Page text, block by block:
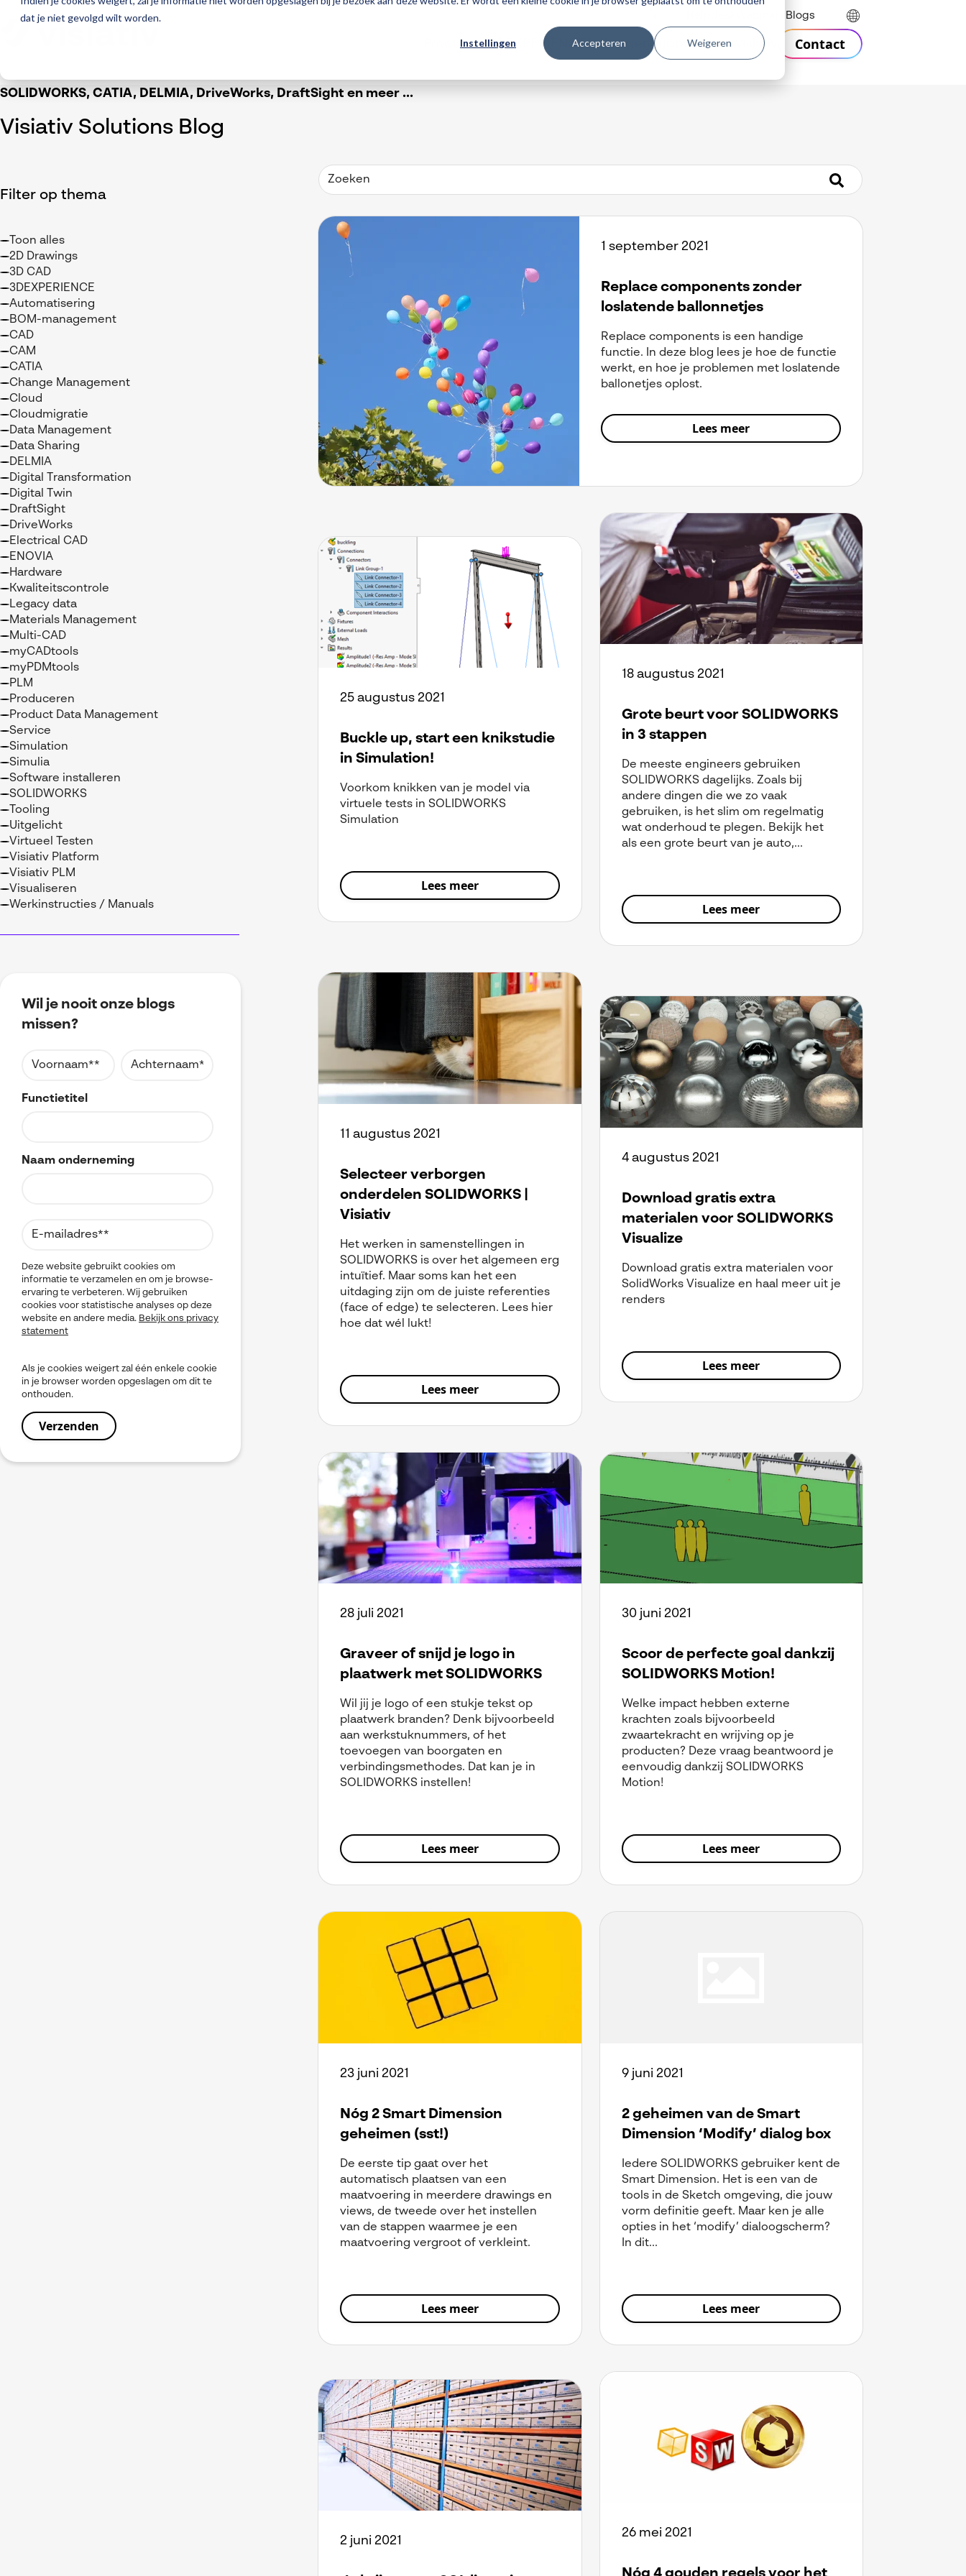
dat je niet gevolgd wilt worden.
Instellingen Accepteren Weigeren
Blogs
Producten3DEXPERIENCETrainingen SupportOver Visiativ Contact
SOLIDWORKS, CATIA, DELMIA, DriveWorks, DraftSight en meer ...
Visiativ Solutions Blog
Filter op thema
Toon alles
2D Drawings
3D CAD
3DEXPERIENCE
Automatisering
BOM-management
CAD
CAM
CATIA
Change Management
Cloud
Cloudmigratie
Data Management
Data Sharing
DELMIA
Digital Transformation
Digital Twin
DraftSight
DriveWorks
Electrical CAD
ENOVIA
Hardware
Kwaliteitscontrole
Legacy data
Materials Management
Multi-CAD
myCADtools
myPDMtools
PLM
Produceren
Product Data Management
Service
Simulation
Simulia
Software installeren
SOLIDWORKS
Tooling
Uitgelicht
Virtueel Testen
Visiativ Platform
Visiativ PLM
Visualiseren
Werkinstructies / Manuals
Wil je nooit onze blogs
missen?
Functietitel
Naam onderneming
Deze website gebruikt cookies om
informatie te verzamelen en om je browse-
ervaring te verbeteren. Wij gebruiken
cookies voor statistische analyses op deze
website en andere media. Bekijk ons privacy
statement
Als je cookies weigert zal één enkele cookie
in je browser worden opgeslagen om dit te
onthouden.
1 september 2021
Replace components zonder
loslatende ballonnetjes
Replace components is een handige
functie. In deze blog lees je hoe de functie
werkt, en hoe je problemen met loslatende
ballonetjes oplost.
Lees meer
25 augustus 2021
Buckle up, start een knikstudie
in Simulation!
Voorkom knikken van je model via
virtuele tests in SOLIDWORKS
Simulation
Lees meer
18 augustus 2021
Grote beurt voor SOLIDWORKS
in 3 stappen
De meeste engineers gebruiken
SOLIDWORKS dagelijks. Zoals bij
andere dingen die we zo vaak
gebruiken, is het slim om regelmatig
wat onderhoud te plegen. Bekijk het
als een grote beurt van je auto,...
Lees meer
11 augustus 2021
Selecteer verborgen
onderdelen SOLIDWORKS |
Visiativ
Het werken in samenstellingen in
SOLIDWORKS is over het algemeen erg
intuïtief. Maar soms kan het een
uitdaging zijn om de juiste referenties
(face of edge) te selecteren. Lees hier
hoe dat wél lukt!
Lees meer
4 augustus 2021
Download gratis extra
materialen voor SOLIDWORKS
Visualize
Download gratis extra materialen voor
SolidWorks Visualize en haal meer uit je
renders
Lees meer
28 juli 2021
Graveer of snijd je logo in
plaatwerk met SOLIDWORKS
Wil jij je logo of een stukje tekst op
plaatwerk branden? Denk bijvoorbeeld
aan werkstuknummers, of het
toevoegen van boorgaten en
verbindingsmethodes. Dat kan je in
SOLIDWORKS instellen!
Lees meer
30 juni 2021
Scoor de perfecte goal dankzij
SOLIDWORKS Motion!
Welke impact hebben externe
krachten zoals bijvoorbeeld
zwaartekracht en wrijving op je
producten? Deze vraag beantwoord je
eenvoudig dankzij SOLIDWORKS
Motion!
Lees meer
23 juni 2021
Nóg 2 Smart Dimension
geheimen (sst!)
De eerste tip gaat over het
automatisch plaatsen van een
maatvoering in meerdere drawings en
views, de tweede over het instellen
van de stappen waarmee je een
maatvoering vergroot of verkleint.
Lees meer
9 juni 2021
2 geheimen van de Smart
Dimension ‘Modify’ dialog box
Iedere SOLIDWORKS gebruiker kent de
Smart Dimension. Het is een van de
tools in de Sketch omgeving, die jouw
vorm definitie geeft. Maar ken je alle
opties in het ‘modify’ dialoogscherm?
In dit...
Lees meer
2 juni 2021
26 mei 2021